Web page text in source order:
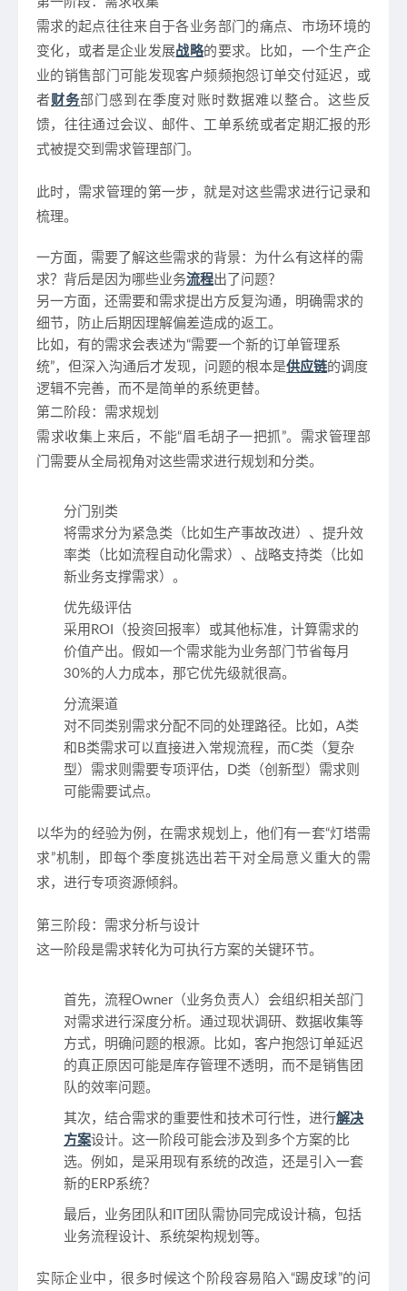
需求的起点往往来自于各业务部门的痛点、市场环境的
变化，或者是企业发展战略的要求。比如，一个生产企
业的销售部门可能发现客户频频抱怨订单交付延迟，或
者财务部门感到在季度对账时数据难以整合。这些反
馈，往往通过会议、邮件、工单系统或者定期汇报的形
式被提交到需求管理部门。
此时，需求管理的第一步，就是对这些需求进行记录和
梳理。
一方面，需要了解这些需求的背景：为什么有这样的需
求？背后是因为哪些业务流程出了问题？
另一方面，还需要和需求提出方反复沟通，明确需求的
细节，防止后期因理解偏差造成的返工。
比如，有的需求会表述为“需要一个新的订单管理系
统”，但深入沟通后才发现，问题的根本是供应链的调度
逻辑不完善，而不是简单的系统更替。
第二阶段：需求规划
需求收集上来后，不能“眉毛胡子一把抓”。需求管理部
门需要从全局视角对这些需求进行规划和分类。
分门别类
将需求分为紧急类（比如生产事故改进）、提升效
率类（比如流程自动化需求）、战略支持类（比如
新业务支撑需求）。
优先级评估
采用ROI（投资回报率）或其他标准，计算需求的
价值产出。假如一个需求能为业务部门节省每月
30%的人力成本，那它优先级就很高。
分流渠道
对不同类别需求分配不同的处理路径。比如，A类
和B类需求可以直接进入常规流程，而C类（复杂
型）需求则需要专项评估，D类（创新型）需求则
可能需要试点。
以华为的经验为例，在需求规划上，他们有一套“灯塔需
求”机制，即每个季度挑选出若干对全局意义重大的需
求，进行专项资源倾斜。
第三阶段：需求分析与设计
这一阶段是需求转化为可执行方案的关键环节。
首先，流程Owner（业务负责人）会组织相关部门
对需求进行深度分析。通过现状调研、数据收集等
方式，明确问题的根源。比如，客户抱怨订单延迟
的真正原因可能是库存管理不透明，而不是销售团
队的效率问题。
其次，结合需求的重要性和技术可行性，进行解决
方案设计。这一阶段可能会涉及到多个方案的比
选。例如，是采用现有系统的改造，还是引入一套
新的ERP系统？
最后，业务团队和IT团队需协同完成设计稿，包括
业务流程设计、系统架构规划等。
实际企业中，很多时候这个阶段容易陷入“踢皮球”的问